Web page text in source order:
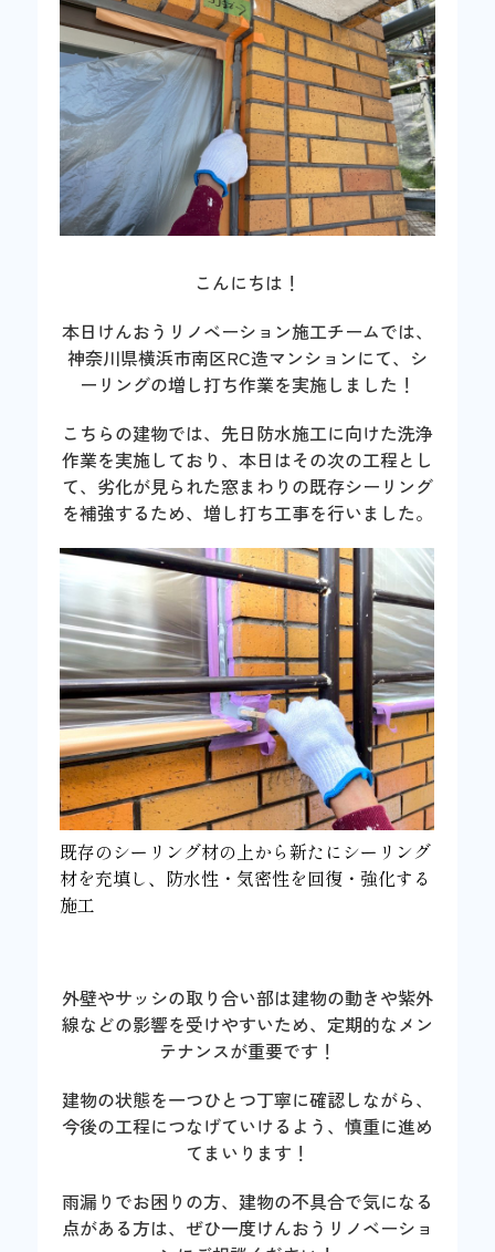
こんにちは！
本日けんおうリノベーション施工チームでは、
神奈川県横浜市南区RC造マンションにて、シ
ーリングの増し打ち作業を実施しました！
こちらの建物では、先日防水施工に向けた洗浄
作業を実施しており、本日はその次の工程とし
て、劣化が見られた窓まわりの既存シーリング
を補強するため、増し打ち工事を行いました。
既存のシーリング材の上から新たにシーリング
材を充填し、防水性・気密性を回復・強化する
施工
外壁やサッシの取り合い部は建物の動きや紫外
線などの影響を受けやすいため、定期的なメン
テナンスが重要です！
建物の状態を一つひとつ丁寧に確認しながら、
今後の工程につなげていけるよう、慎重に進め
てまいります！
雨漏りでお困りの方、建物の不具合で気になる
点がある方は、ぜひ一度けんおうリノベーショ